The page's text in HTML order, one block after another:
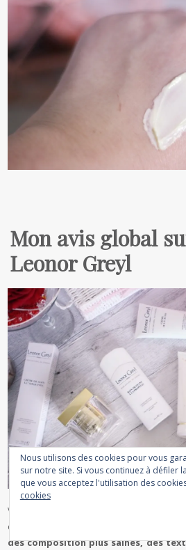
Mon avis global
Leonor Greyl
Vous l’aurez compris, j’ai découvert des
différents de ce que j’ai pu rencontrer
des composition plus saines, des
Nous utilisons des cookies pour vous
sur notre site. Si vous continuez à défiler
que vous acceptez l'utilisation des
cookies